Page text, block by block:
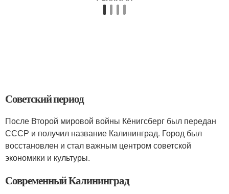
Советский период
После Второй мировой войны Кёнигсберг был передан
СССР и получил название Калининград. Город был
восстановлен и стал важным центром советской
экономики и культуры.
Современный Калининград